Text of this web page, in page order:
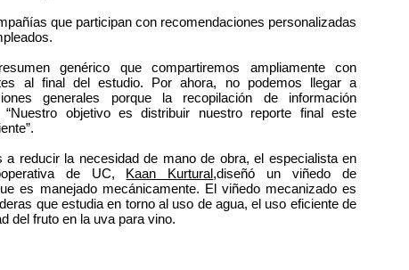
que participan con recomendaciones personalizadas
genérico que compartiremos ampliamente con
al final del estudio. Por ahora, no podemos llegar a
generales porque la recopilación de información
“Nuestro objetivo es distribuir nuestro reporte final este
a reducir la necesidad de mano de obra, el especialista en
de UC, Kaan Kurtural,diseñó un viñedo de
es manejado mecánicamente. El viñedo mecanizado es
que estudia en torno al uso de agua, el uso eficiente de
del fruto en la uva para vino.